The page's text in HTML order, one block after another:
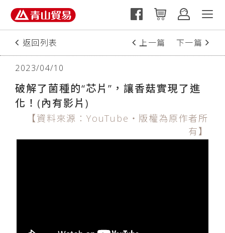
返回列表 上一篇 下一篇
2023/04/10
破解了菌種的“芯片”，讓香菇實現了進
化！(內有影片)
【資料來源：YouTube‧版權為原作者所
有】